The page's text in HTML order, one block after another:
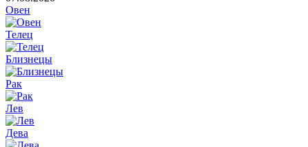
Овен
Телец
Близнецы
Рак
Лев
Дева